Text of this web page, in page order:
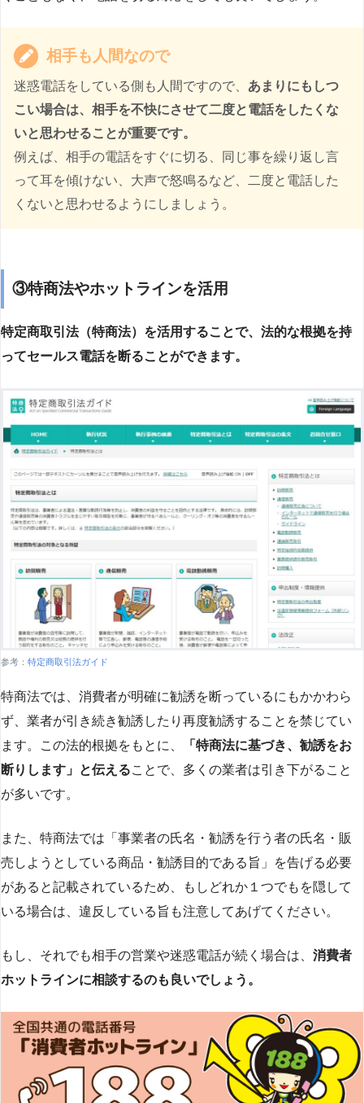
相手も人間なので
迷惑電話をしている側も人間ですので、 あまりにもしつ
こい場合は、相手を不快にさせて二度と電話をしたくな
いと思わせることが重要です。
例えば、相手の電話をすぐに切る、同じ事を繰り返し言
って耳を傾けない、大声で怒鳴るなど、二度と電話した
くないと思わせるようにしましょう。
③特商法やホットラインを活用
特定商取引法（特商法）を活用することで、法的な根拠を持
ってセールス電話を断ることができます。
参考： 特定商取引法ガイド
特商法では、消費者が明確に勧誘を断っているにもかかわら
ず、業者が引き続き勧誘したり再度勧誘することを禁じてい
ます。この法的根拠をもとに、
「特商法に基づき、勧誘をお
断りします」と伝えることで、多くの業者は引き下がること
が多いです​​。
また、特商法では「事業者の氏名・勧誘を行う者の氏名・販
売しようとしている商品・勧誘目的である旨」を告げる必要
があると記載されているため、もしどれか１つでもを隠して
いる場合は、違反している旨も注意してあげてください。
もし、それでも相手の営業や迷惑電話が続く場合は、 消費者
ホットラインに相談するのも良いでしょう。